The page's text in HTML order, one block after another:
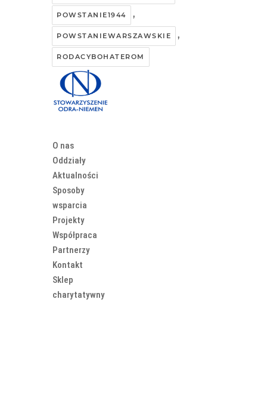
POWSTANIE1944 ,
POWSTANIEWARSZAWSKIE ,
RODACYBOHATEROM
O nas
Oddziały
Aktualności
Sposoby
wsparcia
Projekty
Współpraca
Partnerzy
Kontakt
Sklep
charytatywny